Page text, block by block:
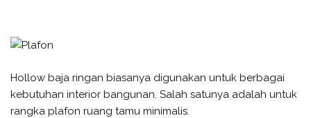
Hollow baja ringan biasanya digunakan untuk berbagai
kebutuhan interior bangunan. Salah satunya adalah untuk
rangka plafon ruang tamu minimalis.